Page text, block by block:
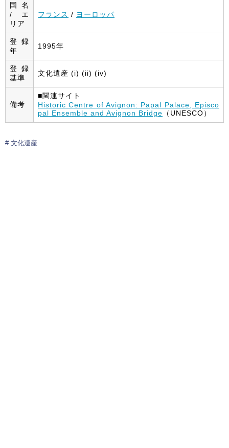
国名
/ エ
リア
フランス / ヨーロッパ
登録
年
1995年
登録
基準
文化遺産 (i) (ii) (iv)
備考
■関連サイト
Historic Centre of Avignon: Papal Palace, Episco
pal Ensemble and Avignon Bridge （UNESCO）
文化遺産